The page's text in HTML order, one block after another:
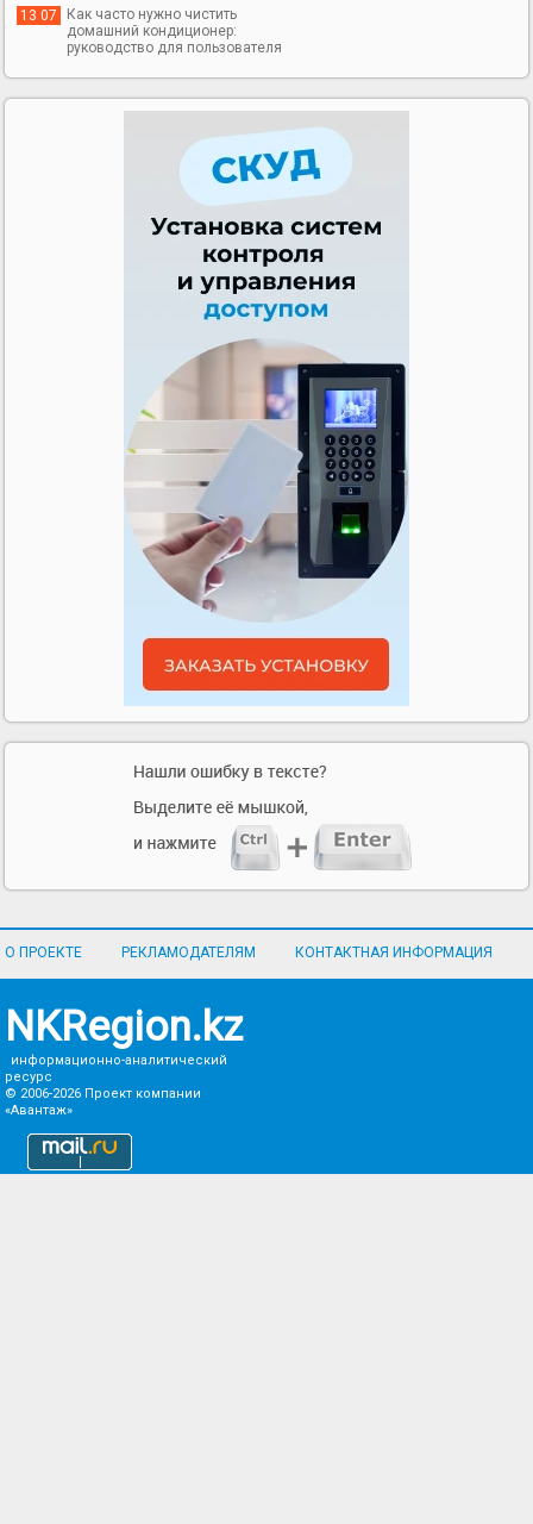
13 07
Как часто нужно чистить
домашний кондиционер:
руководство для пользователя
О ПРОЕКТЕ РЕКЛАМОДАТЕЛЯМ КОНТАКТНАЯ ИНФОРМАЦИЯ
NKRegion.kz
информационно-аналитический
ресурс
© 2006-2026 Проект компании
«Авантаж»